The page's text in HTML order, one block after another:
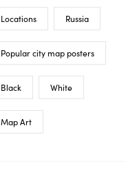
Locations Russia
Popular city map posters
Black White
Map Art